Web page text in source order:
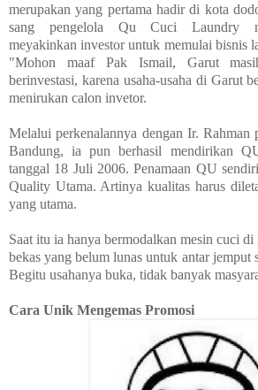
merupakan yang pertama hadir di kota
sang pengelola Qu Cuci Laundry
meyakinkan investor untuk memulai bisnis
"Mohon maaf Pak Ismail, Garut
berinvestasi, karena usaha-usaha di Garut
menirukan calon invetor.
Melalui perkenalannya dengan Ir. Rahman
Bandung, ia pun berhasil mendirikan
tanggal 18 Juli 2006. Penamaan QU
Quality Utama. Artinya kualitas harus
yang utama.
Saat itu ia hanya bermodalkan mesin cuci di
bekas yang belum lunas untuk antar jemput
Begitu usahanya buka, tidak banyak
Cara Unik Mengemas Promosi